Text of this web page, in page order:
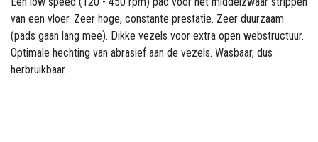
van een vloer. Zeer hoge, constante prestatie. Zeer duurzaam
(pads gaan lang mee). Dikke vezels voor extra open webstructuur.
Optimale hechting van abrasief aan de vezels. Wasbaar, dus
herbruikbaar.